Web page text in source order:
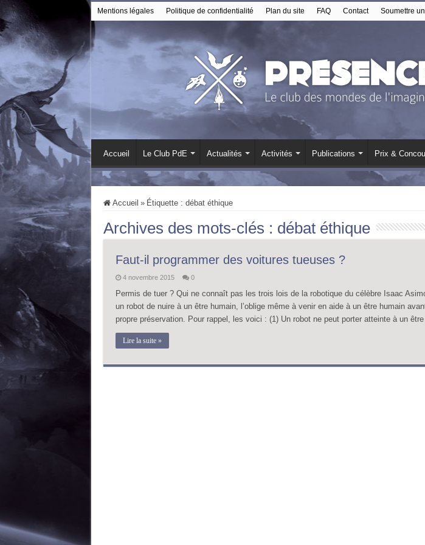
Mentions légales Politique de confidentialité Plan du site FAQ Contact Soumettre
Accueil Le Club PdE Actualités Activités Publications Prix &
Accueil » Étiquette : débat éthique
Archives des mots-clés : débat éthique
Faut-il programmer des voitures tueuses ?
4 novembre 2015 0
Permis de tuer ? Qui ne connaît pas les trois lois de la robotique du célèbre Isaac
un robot de nuire à un être humain, l’oblige même à venir en aide à un être humain
propre préservation. Pour rappel, les voici : (1) Un robot ne peut porter atteinte à un
Lire la suite »